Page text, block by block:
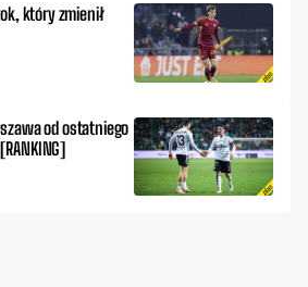
który zmienił
od ostatniego